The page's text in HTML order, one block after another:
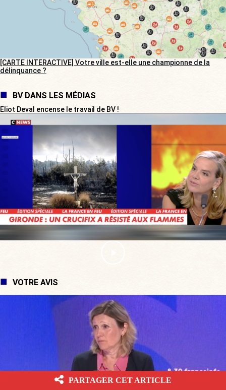
[CARTE INTERACTIVE] Votre ville est-elle une championne de la
délinquance ?
BV DANS LES MÉDIAS
Eliot Deval encense le travail de BV !
VOTRE AVIS
PARTAGER CET ARTICLE